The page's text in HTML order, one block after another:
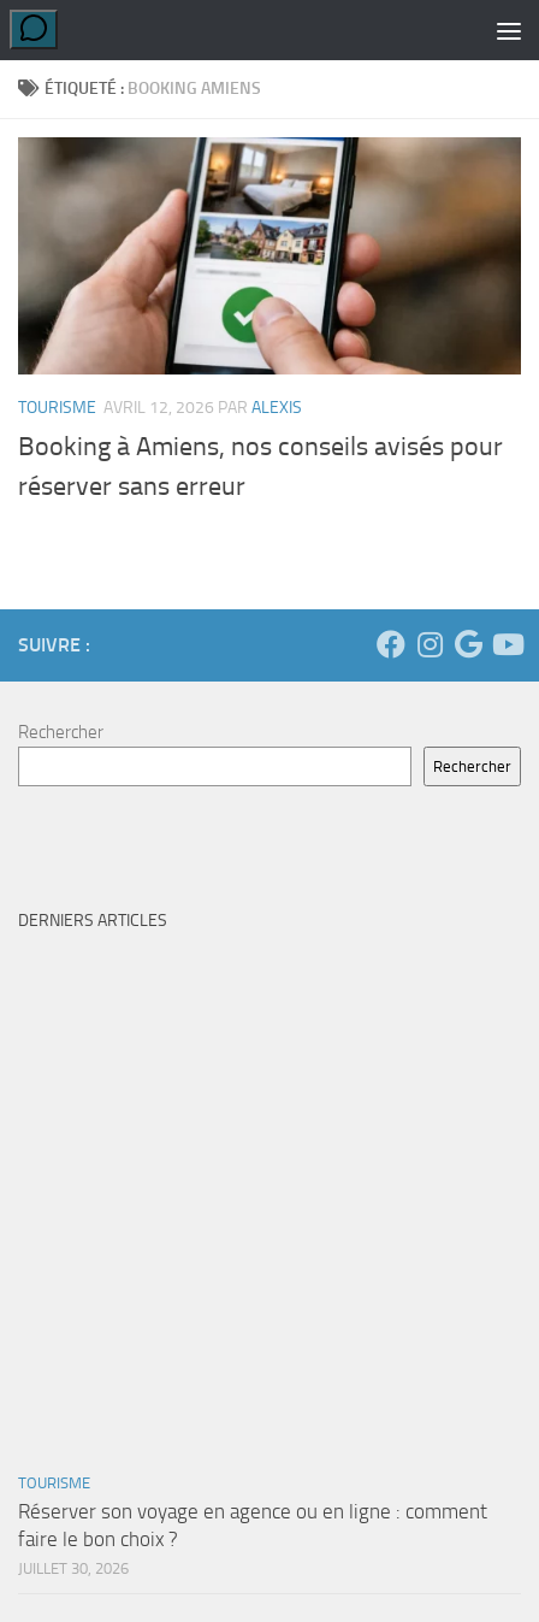
Skip to content
ÉTIQUETÉ : BOOKING AMIENS
TOURISME AVRIL 12, 2026 PAR ALEXIS
Booking à Amiens, nos conseils avisés pour
réserver sans erreur
SUIVRE :
Rechercher
Rechercher
DERNIERS ARTICLES
TOURISME
Réserver son voyage en agence ou en ligne : comment
faire le bon choix ?
JUILLET 30, 2026